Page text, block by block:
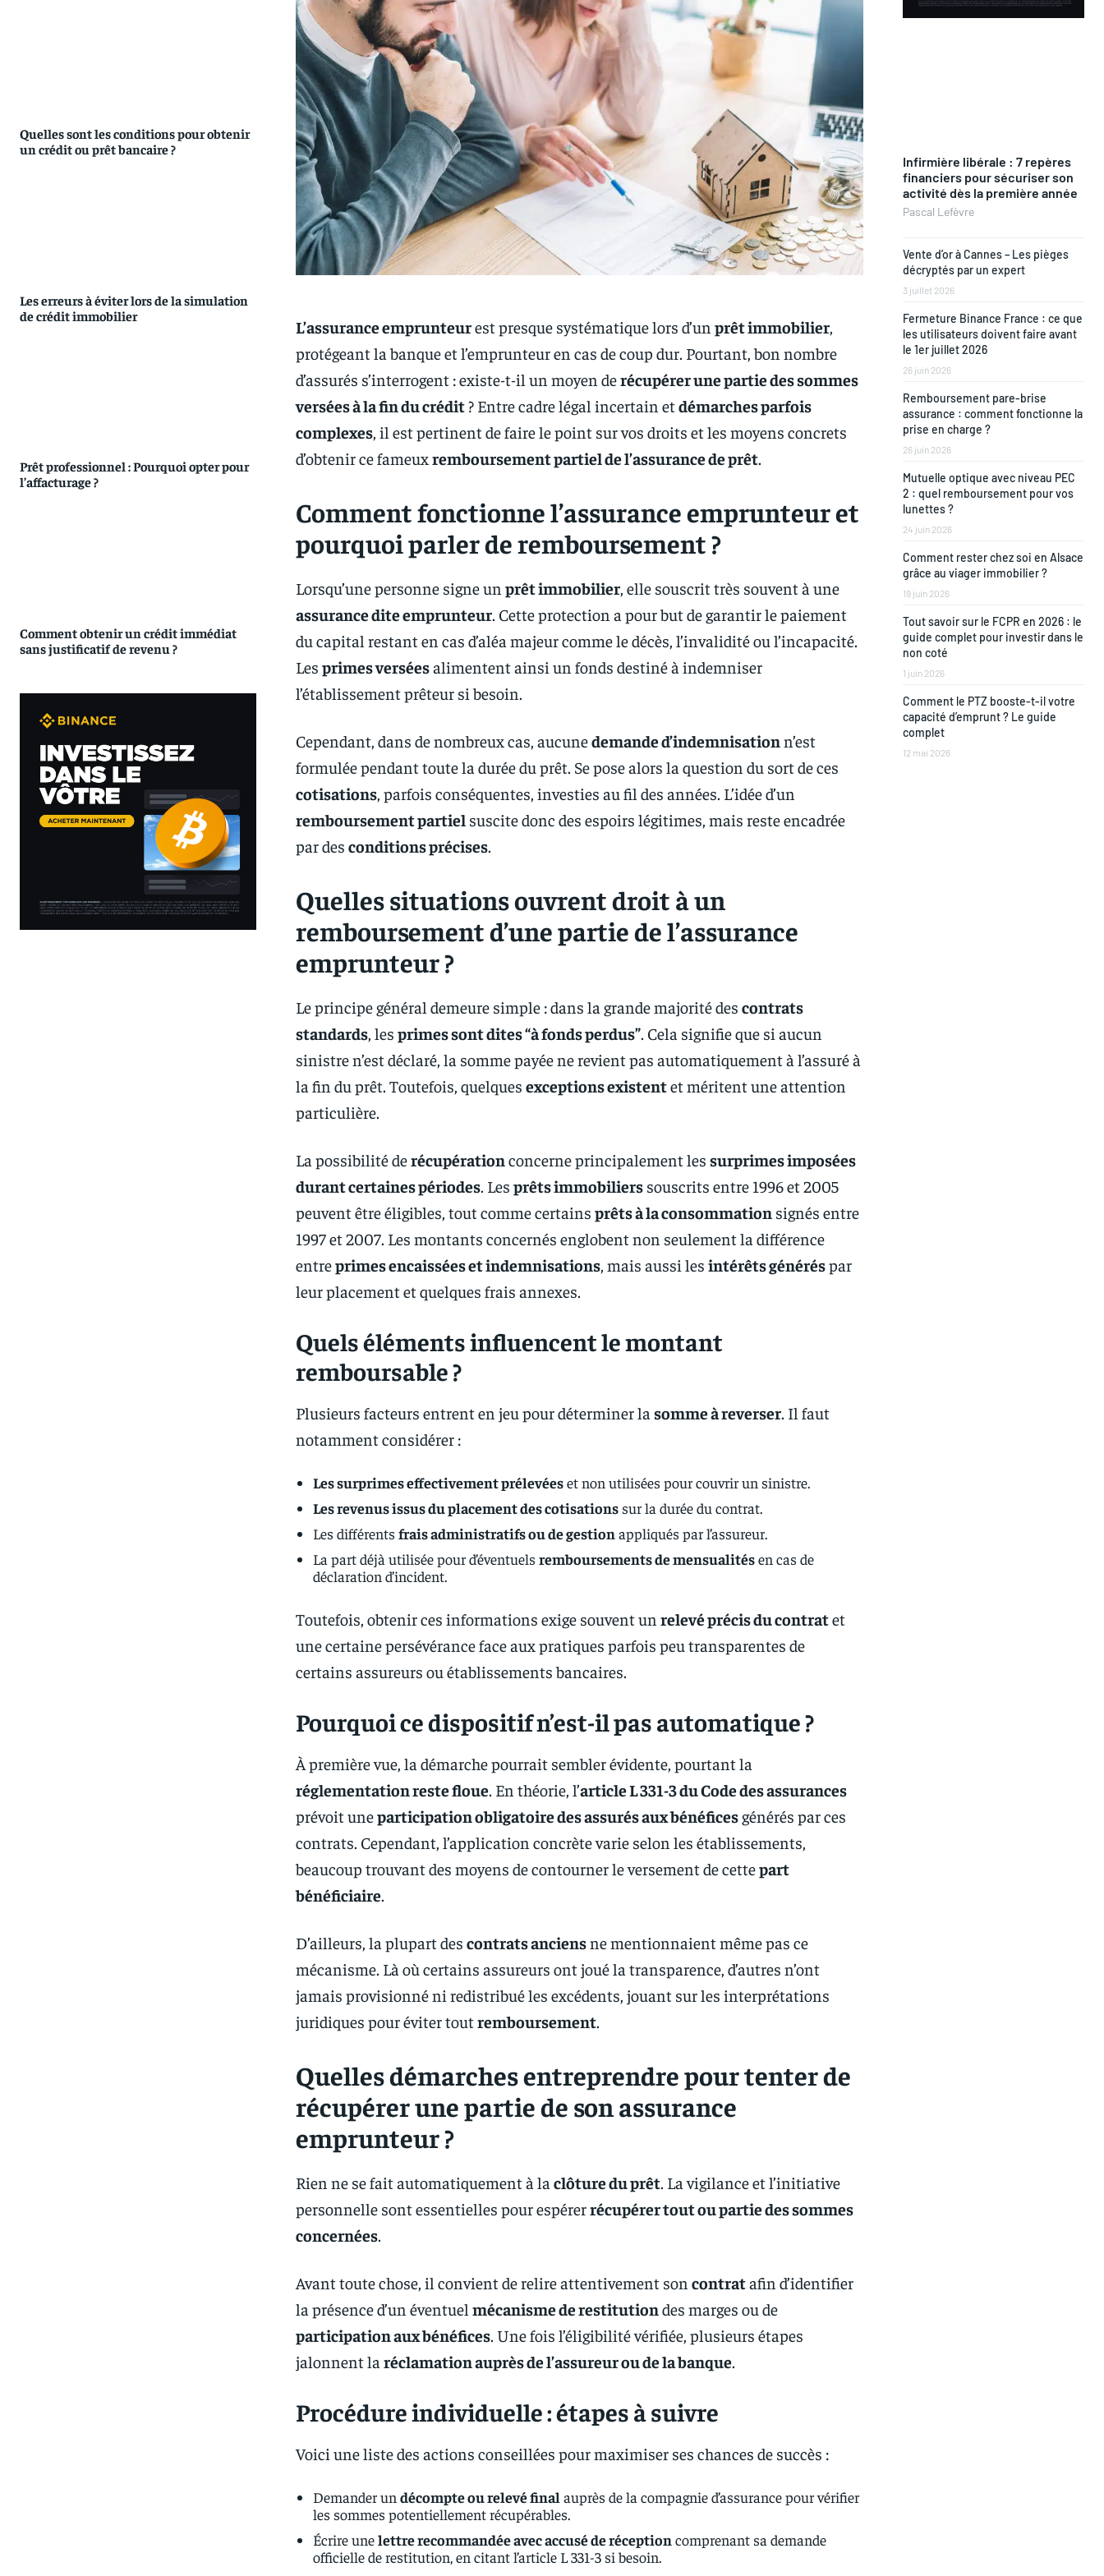
Quelles sont les conditions pour obtenir
un crédit ou prêt bancaire ?
Les erreurs à éviter lors de la simulation
de crédit immobilier
Prêt professionnel : Pourquoi opter pour
l’affacturage ?
Comment obtenir un crédit immédiat
sans justificatif de revenu ?
L’assurance emprunteurest presque systématique lors d’un prêt immobilier
protégeant la banque et l’emprunteur en cas de coup dur. Pourtant, bon nombre
d’assurés s’interrogent : existe-t-il un moyen derécupérer une partie des sommes
versées à la fin du crédit? Entre cadre légal incertain etdémarches parfois
complexes , il est pertinent de faire le point sur vos droits et les moyens concrets
d’obtenir ce fameuxremboursement partiel de l’assurance de prêt.
Comment fonctionne l’assurance emprunteur et
pourquoi parler de remboursement ?
Lorsqu’une personne signe un prêt immobilier , elle souscrit très souvent à une
assurance dite emprunteur. Cette protection a pour but de garantir le paiement
du capital restant en cas d’aléa majeur comme le décès, l’invalidité ou l’incapacité.
Les primes verséesalimentent ainsi un fonds destiné à indemniser
l’établissement prêteur si besoin.
Cependant, dans de nombreux cas, aucunedemande d’indemnisation n’est
formulée pendant toute la durée du prêt. Se pose alors la question du sort de ces
cotisations , parfois conséquentes, investies au fil des années. L’idée d’un
remboursement partiel suscite donc des espoirs légitimes, mais reste encadrée
par des conditions précises.
Quelles situations ouvrent droit à un
remboursement d’une partie de l’assurance
emprunteur ?
Le principe général demeure simple : dans la grande majorité des contrats
standards , les primes sont dites “à fonds perdus”. Cela signifie que si aucun
sinistre n’est déclaré, la somme payée ne revient pas automatiquement à l’assuré à
la fin du prêt. Toutefois, quelques exceptions existentet méritent une attention
particulière.
La possibilité derécupération concerne principalement les surprimes imposées
durant certaines périodes. Les prêts immobiliers souscrits entre 1996 et 2005
peuvent être éligibles, tout comme certains prêts à la consommation signés entre
1997 et 2007. Les montants concernés englobent non seulement la différence
entreprimes encaissées et indemnisations , mais aussi les intérêts généréspar
leur placement et quelques frais annexes.
Quels éléments influencent le montant
remboursable ?
Plusieurs facteurs entrent en jeu pour déterminer la somme à reverser. Il faut
notamment considérer :
Les surprimes effectivement prélevéeset non utilisées pour couvrir un sinistre.
Les revenus issus du placement des cotisations sur la durée du contrat.
Les différents frais administratifs ou de gestion appliqués par l’assureur.
La part déjà utilisée pour d’éventuels remboursements de mensualitésen cas de
déclaration d’incident.
Toutefois, obtenir ces informations exige souvent un relevé précis du contratet
une certaine persévérance face aux pratiques parfois peu transparentes de
certains assureurs ou établissements bancaires.
Pourquoi ce dispositif n’est-il pas automatique ?
À première vue, la démarche pourrait sembler évidente, pourtant la
réglementation reste floue. En théorie, l’article L 331-3 du Code des assurances
prévoit uneparticipation obligatoire des assurés aux bénéficesgénérés par ces
contrats. Cependant, l’application concrète varie selon les établissements,
beaucoup trouvant des moyens de contourner le versement de cettepart
bénéficiaire.
D’ailleurs, la plupart des contrats anciensne mentionnaient même pas ce
mécanisme. Là où certains assureurs ont joué la transparence, d’autres n’ont
jamais provisionné ni redistribué les excédents, jouant sur les interprétations
juridiques pour éviter toutremboursement.
Quelles démarches entreprendre pour tenter de
récupérer une partie de son assurance
emprunteur ?
Rien ne se fait automatiquement à la clôture du prêt. La vigilance et l’initiative
personnelle sont essentielles pour espérerrécupérer tout ou partie des sommes
concernées.
Avant toute chose, il convient de relire attentivement son contratafin d’identifier
la présence d’un éventuel mécanisme de restitution des marges ou de
participation aux bénéfices. Une fois l’éligibilité vérifiée, plusieurs étapes
jalonnent la réclamation auprès de l’assureur ou de la banque.
Procédure individuelle : étapes à suivre
Voici une liste des actions conseillées pour maximiser ses chances de succès :
Demander un décompte ou relevé final auprès de la compagnie d’assurance pour vérifier
les sommes potentiellement récupérables.
Écrire unelettre recommandée avec accusé de réception comprenant sa demande
officielle de restitution, en citant l’article L 331-3 si besoin.
Infirmière libérale : 7 repères
financiers pour sécuriser son
activité dès la première année
Pascal Lefèvre
Vente d’or à Cannes – Les pièges
décryptés par un expert
3 juillet 2026
Fermeture Binance France : ce que
les utilisateurs doivent faire avant
le 1er juillet 2026
26 juin 2026
Remboursement pare-brise
assurance : comment fonctionne la
prise en charge ?
26 juin 2026
Mutuelle optique avec niveau PEC
2 : quel remboursement pour vos
lunettes ?
24 juin 2026
Comment rester chez soi en Alsace
grâce au viager immobilier ?
19 juin 2026
Tout savoir sur le FCPR en 2026 : le
guide complet pour investir dans le
non coté
1 juin 2026
Comment le PTZ booste-t-il votre
capacité d’emprunt ? Le guide
complet
12 mai 2026